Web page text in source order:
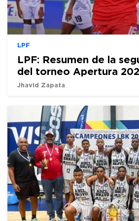
LPF
LPF: Resumen de la
del torneo Apertura
Jhavid Zapata